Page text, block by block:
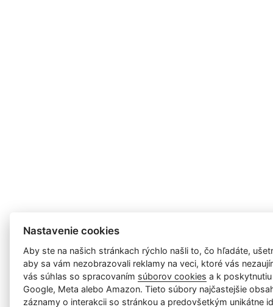
Nastavenie cookies
Aby ste na našich stránkach rýchlo našli to, čo hľadáte,
aby sa vám nezobrazovali reklamy na veci, ktoré vás
vás súhlas so spracovaním súborov cookies a k
Google, Meta alebo Amazon. Tieto súbory najčastejšie
záznamy o interakcii so stránkou a predovšetkým unikátne